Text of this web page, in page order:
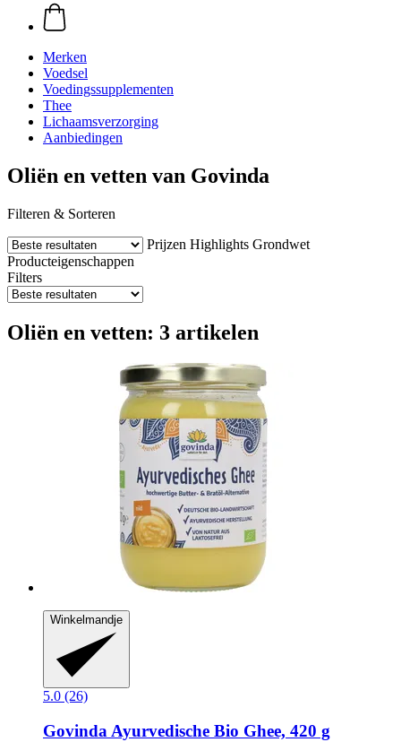
Merken
Voedsel
Voedingssupplementen
Thee
Lichaamsverzorging
Aanbiedingen
Oliën en vetten van Govinda
Filteren & Sorteren
Prijzen Highlights Grondwet
Producteigenschappen
Filters
Oliën en vetten: 3 artikelen
Winkelmandje
5.0 (26)
Govinda Ayurvedische Bio Ghee, 420 g